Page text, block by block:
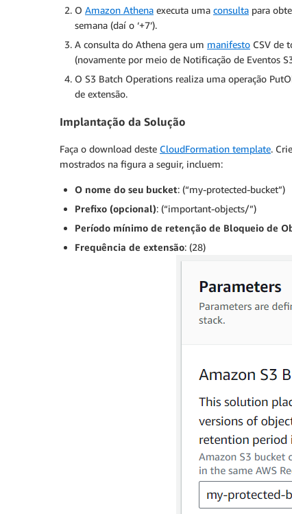
O Amazon Athena executa uma consulta para
semana (daí o ‘+7’).
A consulta do Athena gera um manifesto CSV de
(novamente por meio de Notificação de Eventos
O S3 Batch Operations realiza uma operação
de extensão.
Implantação da Solução
Faça o download deste CloudFormation template.
mostrados na figura a seguir, incluem:
O nome do seu bucket: (“my-protected-bucket”)
Prefixo (opcional): (“important-objects/”)
Período mínimo de retenção de Bloqueio de
Frequência de extensão: (28)